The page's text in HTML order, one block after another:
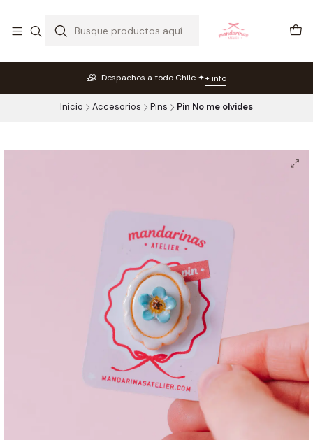
Despachos a todo Chile ✦+ info
Inicio Accesorios Pins Pin No me olvides